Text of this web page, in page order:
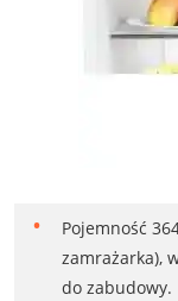
Pojemność
zamrażarka),
do zabudowy.